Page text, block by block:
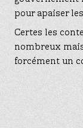
pour apaiser
Certes les
nombreux
forcément un